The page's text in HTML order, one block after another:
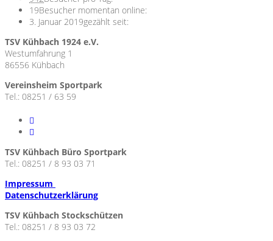
19Besucher momentan online:
3. Januar 2019gezählt seit:
TSV Kühbach 1924 e.V.
Westumfahrung 1
86556 Kühbach
Vereinsheim Sportpark
Tel.: 08251 / 63 59
TSV Kühbach Büro Sportpark
Tel.: 08251 / 8 93 03 71
Impressum
Datenschutzerklärung
TSV Kühbach Stockschützen
Tel.: 08251 / 8 93 03 72